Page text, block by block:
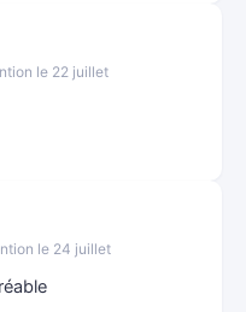
le 22 juillet
le 24 juillet